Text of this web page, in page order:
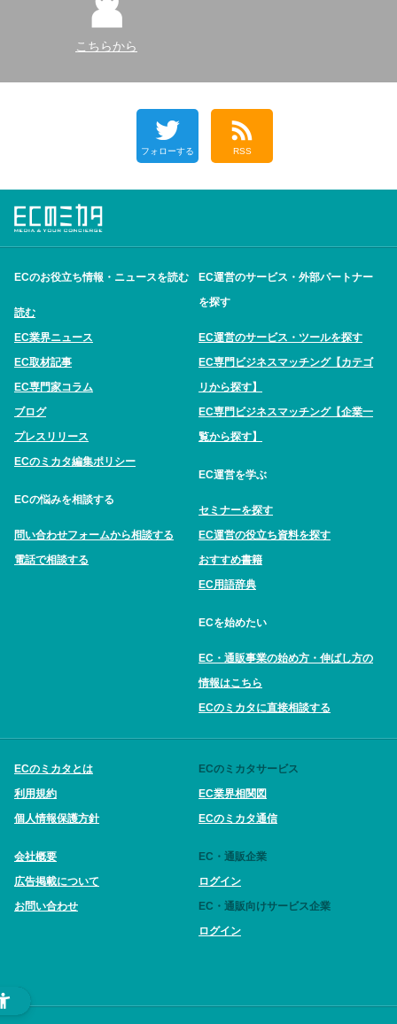
こちらから
フォローする RSS
ECのお役立ち情報・ニュースを読む
読む
EC業界ニュース
EC取材記事
EC専門家コラム
ブログ
プレスリリース
ECのミカタ編集ポリシー
ECの悩みを相談する
問い合わせフォームから相談する
電話で相談する
EC運営のサービス・外部パートナー
を探す
EC運営のサービス・ツールを探す
EC専門ビジネスマッチング【カテゴ
リから探す】
EC専門ビジネスマッチング【企業一
覧から探す】
EC運営を学ぶ
セミナーを探す
EC運営の役立ち資料を探す
おすすめ書籍
EC用語辞典
ECを始めたい
EC・通販事業の始め方・伸ばし方の
情報はこちら
ECのミカタに直接相談する
ECのミカタとは
利用規約
個人情報保護方針
会社概要
広告掲載について
お問い合わせ
ECのミカタサービス
EC業界相関図
ECのミカタ通信
EC・通販企業
ログイン
EC・通販向けサービス企業
ログイン